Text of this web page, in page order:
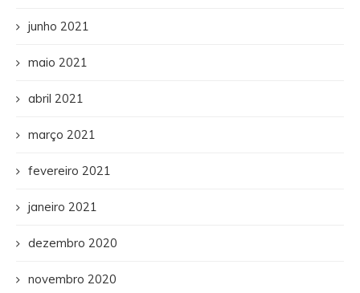
junho 2021
maio 2021
abril 2021
março 2021
fevereiro 2021
janeiro 2021
dezembro 2020
novembro 2020